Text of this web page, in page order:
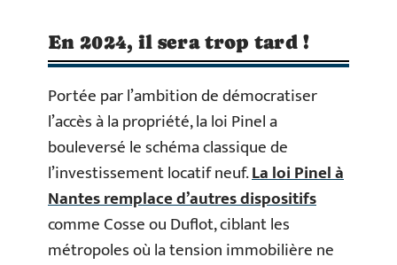
En 2024, il sera trop tard !
Portée par l’ambition de démocratiser
l’accès à la propriété, la loi Pinel a
bouleversé le schéma classique de
l’investissement locatif neuf.La loi Pinel à
Nantes remplace d’autres dispositifs
comme Cosse ou Duflot, ciblant les
métropoles où la tension immobilière ne